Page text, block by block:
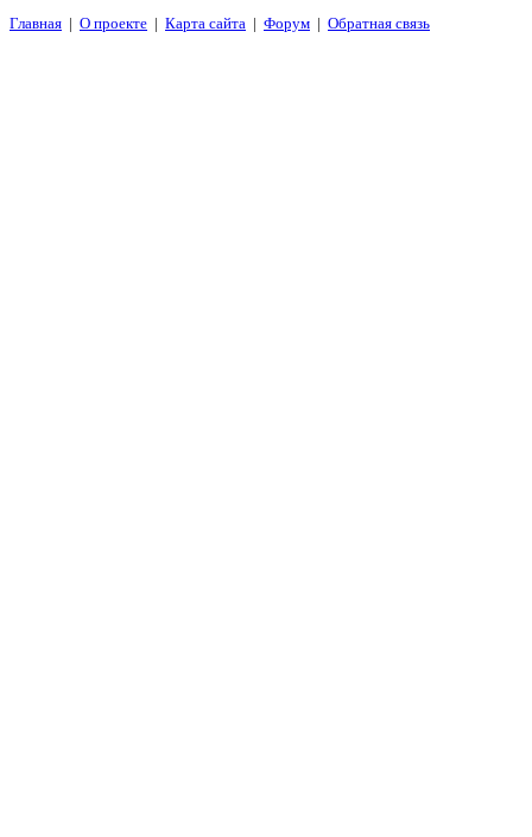
Главная | О проекте | Карта сайта | Форум | Обратная связь